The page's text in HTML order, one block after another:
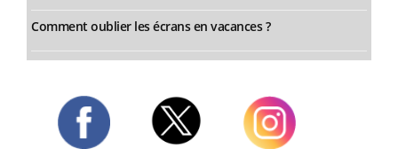
Comment oublier les écrans en vacances ?